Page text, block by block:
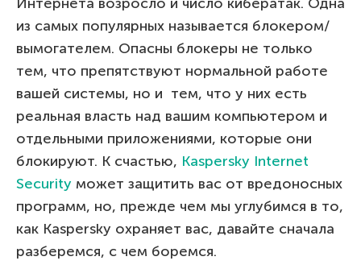
из самых популярных называется блокером/
вымогателем. Опасны блокеры не только
тем, что препятствуют нормальной работе
вашей системы, но и тем, что у них есть
реальная власть над вашим компьютером и
отдельными приложениями, которые они
блокируют. К счастью, Kaspersky Internet
Security может защитить вас от вредоносных
программ, но, прежде чем мы углубимся в то,
как Kaspersky охраняет вас, давайте сначала
разберемся, с чем боремся.